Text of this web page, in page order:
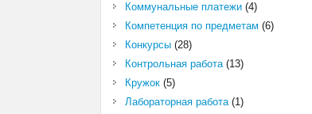
Коммунальные платежи(4)
Компетенция по предметам (6)
Конкурсы(28)
Контрольная работа(13)
Кружок(5)
Лабораторная работа(1)